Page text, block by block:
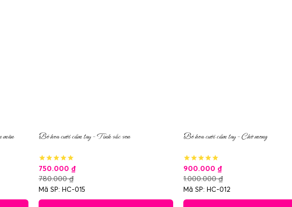
mãn Bó hoa cưới cầm tay – Tình sắc son
750.000 ₫
780.000₫
Mã SP: HC-015
Bó hoa cưới cầm tay – Chờ mong
900.000 ₫
1.000.000₫
Mã SP: HC-012